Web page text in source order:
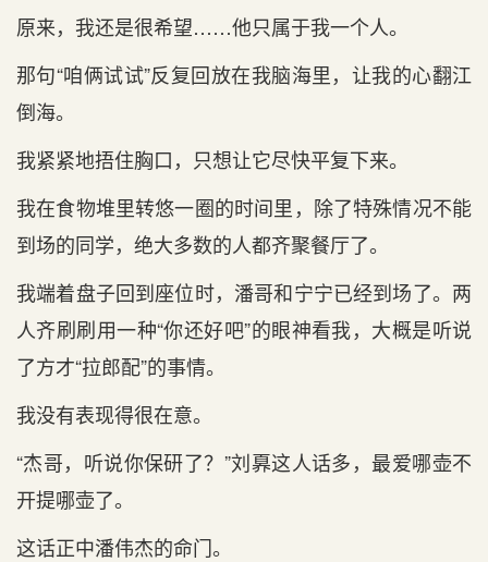
原来，我还是很希望……他只属于我一个人。
那句“咱俩试试”反复回放在我脑海里，让我的心翻江
倒海。
我紧紧地捂住胸口，只想让它尽快平复下来。
我在食物堆里转悠一圈的时间里，除了特殊情况不能
到场的同学，绝大多数的人都齐聚餐厅了。
我端着盘子回到座位时，潘哥和宁宁已经到场了。两
人齐刷刷用一种“你还好吧”的眼神看我，大概是听说
了方才“拉郎配”的事情。
我没有表现得很在意。
“杰哥，听说你保研了？”刘奡这人话多，最爱哪壶不
开提哪壶了。
这话正中潘伟杰的命门。